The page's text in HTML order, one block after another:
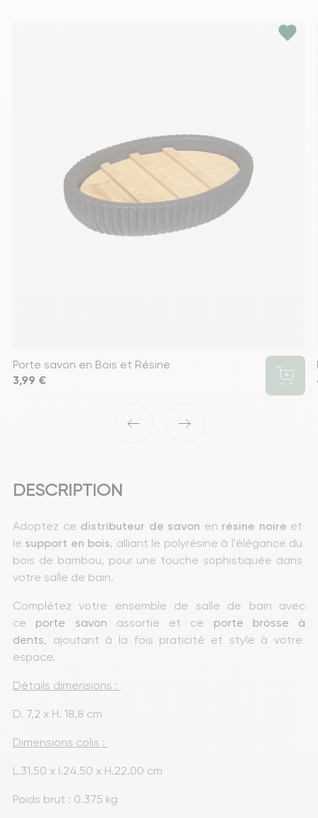
favorite
Porte savon en Bois et Résine
Prix
3,99 €
‹ ›
DESCRIPTION
Adoptez ce distributeur de savon en résine noire et
le support en bois, alliant le polyrésine à l'élégance du
bois de bambou, pour une touche sophistiquée dans
votre salle de bain.
Complétez votre ensemble de salle de bain avec
ce porte savon assortie et ce porte brosse à
dents, ajoutant à la fois praticité et style à votre
espace.
Détails dimensions :
D. 7,2 x H. 18,8 cm
Dimensions colis :
L.31.50 x l.24.50 x H.22.00 cm
Poids brut : 0.375 kg